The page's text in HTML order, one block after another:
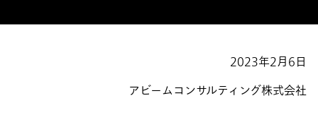
2023年2月6日
アビームコンサルティング株式会社